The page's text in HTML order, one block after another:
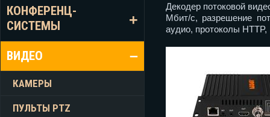
КОНФЕРЕНЦ-
СИСТЕМЫ
ВИДЕО
КАМЕРЫ
ПУЛЬТЫ PTZ
Декодер потоковой
Мбит/с, разрешение
аудио, протоколы